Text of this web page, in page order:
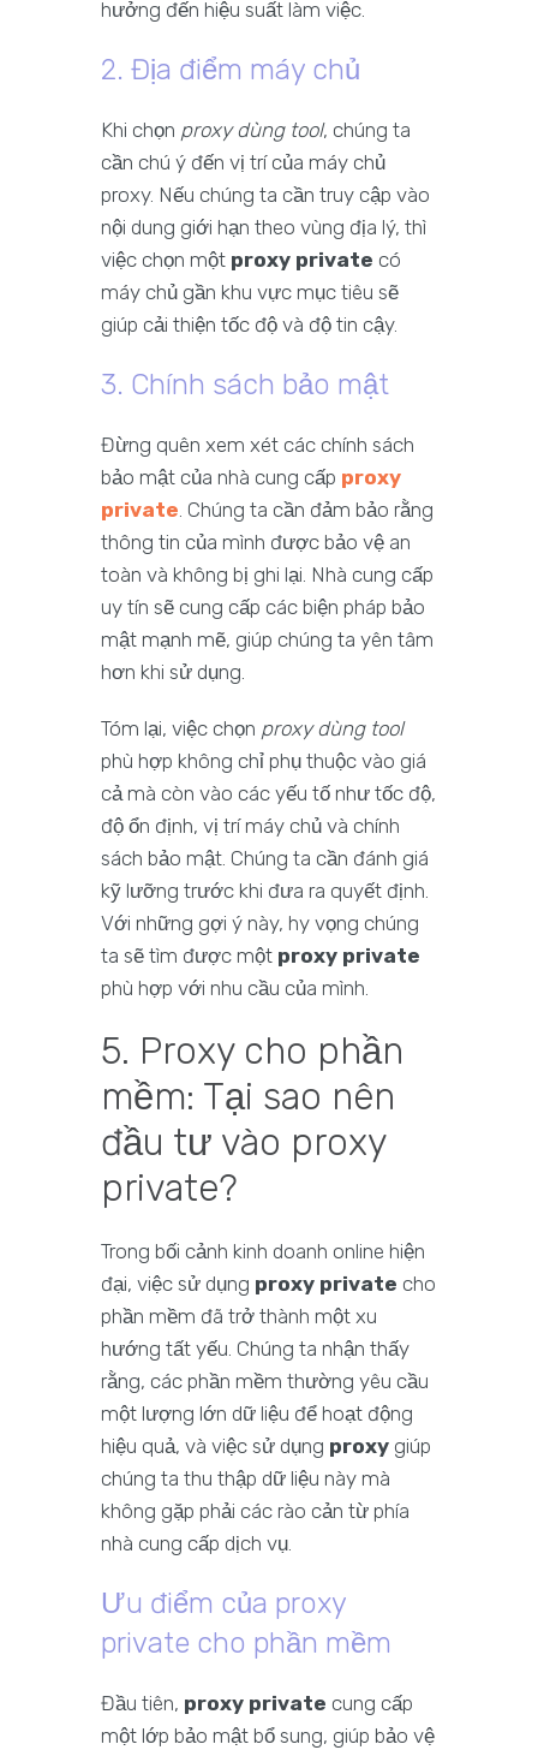
hưởng đến hiệu suất làm việc.
2. Địa điểm máy chủ
Khi chọn proxy dùng tool, chúng ta
cần chú ý đến vị trí của máy chủ
proxy. Nếu chúng ta cần truy cập vào
nội dung giới hạn theo vùng địa lý, thì
việc chọn một proxy private có
máy chủ gần khu vực mục tiêu sẽ
giúp cải thiện tốc độ và độ tin cậy.
3. Chính sách bảo mật
Đừng quên xem xét các chính sách
bảo mật của nhà cung cấp proxy
private. Chúng ta cần đảm bảo rằng
thông tin của mình được bảo vệ an
toàn và không bị ghi lại. Nhà cung cấp
uy tín sẽ cung cấp các biện pháp bảo
mật mạnh mẽ, giúp chúng ta yên tâm
hơn khi sử dụng.
Tóm lại, việc chọn proxy dùng tool
phù hợp không chỉ phụ thuộc vào giá
cả mà còn vào các yếu tố như tốc độ,
độ ổn định, vị trí máy chủ và chính
sách bảo mật. Chúng ta cần đánh giá
kỹ lưỡng trước khi đưa ra quyết định.
Với những gợi ý này, hy vọng chúng
ta sẽ tìm được một proxy private
phù hợp với nhu cầu của mình.
5. Proxy cho phần
mềm: Tại sao nên
đầu tư vào proxy
private?
Trong bối cảnh kinh doanh online hiện
đại, việc sử dụng proxy private cho
phần mềm đã trở thành một xu
hướng tất yếu. Chúng ta nhận thấy
rằng, các phần mềm thường yêu cầu
một lượng lớn dữ liệu để hoạt động
hiệu quả, và việc sử dụng proxy giúp
chúng ta thu thập dữ liệu này mà
không gặp phải các rào cản từ phía
nhà cung cấp dịch vụ.
Ưu điểm của proxy
private cho phần mềm
Đầu tiên, proxy private cung cấp
một lớp bảo mật bổ sung, giúp bảo vệ